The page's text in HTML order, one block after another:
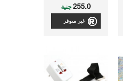
255.0جنية
غير متوفر